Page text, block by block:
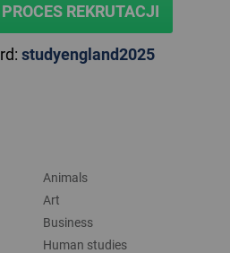
REKRUTACJI
studyengland2025
Animals
Art
Business
Human studies